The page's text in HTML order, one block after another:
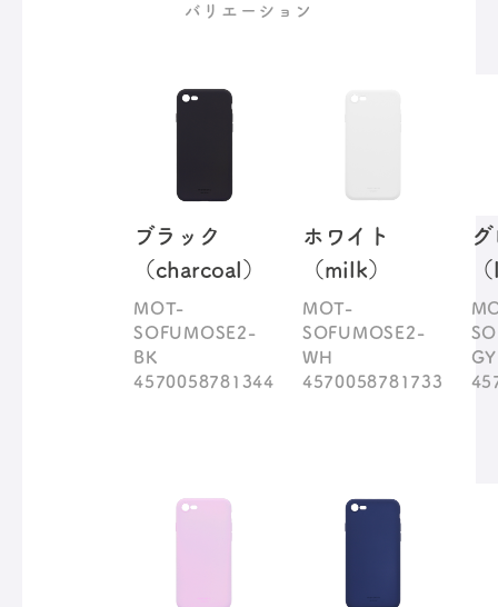
バリエーション
ブラック
（charcoal）
MOT-
SOFUMOSE2-
BK
4570058781344
ホワイト
（milk）
MOT-
SOFUMOSE2-
WH
4570058781733
GY